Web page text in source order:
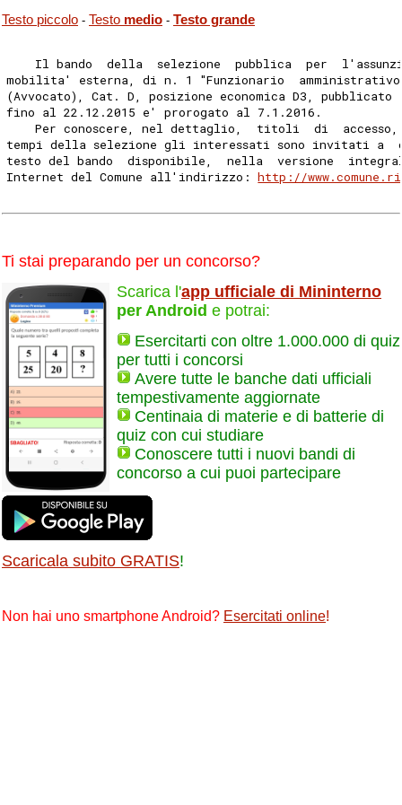
Testo piccolo - Testo medio - Testo grande
Il bando  della  selezione  pubblica  per
mobilita' esterna, di n. 1 "Funzionario
(Avvocato), Cat. D, posizione economica D3,
fino al 22.12.2015 e' prorogato al 7.1.2016.
Per conoscere, nel dettaglio,  titoli  di
tempi della selezione gli interessati sono invitati a
testo del bando  disponibile,  nella  versione
Internet del Comune all'indirizzo: http://
Ti stai preparando per un concorso?
Scarica l'app ufficiale di Mininterno
per Android e potrai:
Esercitarti con oltre 1.000.000 di quiz
per tutti i concorsi
Avere tutte le banche dati ufficiali
tempestivamente aggiornate
Centinaia di materie e di batterie di
quiz con cui studiare
Conoscere tutti i nuovi bandi di
concorso a cui puoi partecipare
Scaricala subito GRATIS!
Non hai uno smartphone Android? Esercitati online!